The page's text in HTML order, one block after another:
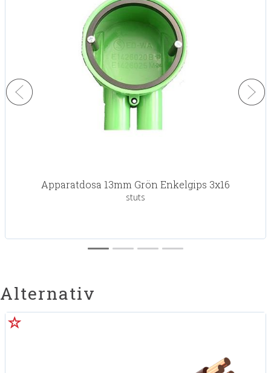
Apparatdosa 13mm Grön Enkelgips 3x16
stuts
Alternativ